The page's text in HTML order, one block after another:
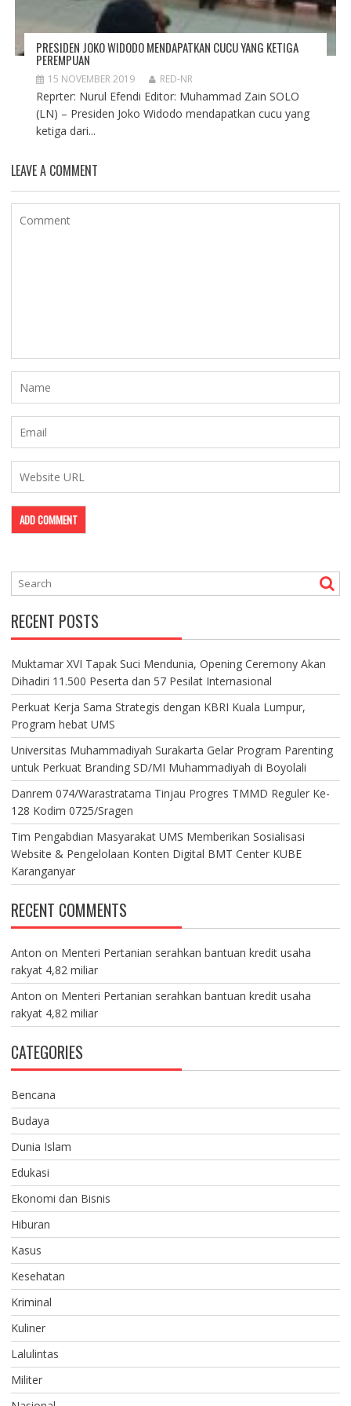
PRESIDEN JOKO WIDODO MENDAPATKAN CUCU YANG KETIGA
PEREMPUAN
15 NOVEMBER 2019 RED-NR
Reprter: Nurul Efendi Editor: Muhammad Zain SOLO
(LN) – Presiden Joko Widodo mendapatkan cucu yang
ketiga dari...
LEAVE A COMMENT
RECENT POSTS
Muktamar XVI Tapak Suci Mendunia, Opening Ceremony Akan
Dihadiri 11.500 Peserta dan 57 Pesilat Internasional
Perkuat Kerja Sama Strategis dengan KBRI Kuala Lumpur,
Program hebat UMS
Universitas Muhammadiyah Surakarta Gelar Program Parenting
untuk Perkuat Branding SD/MI Muhammadiyah di Boyolali
Danrem 074/Warastratama Tinjau Progres TMMD Reguler Ke-
128 Kodim 0725/Sragen
Tim Pengabdian Masyarakat UMS Memberikan Sosialisasi
Website & Pengelolaan Konten Digital BMT Center KUBE
Karanganyar
RECENT COMMENTS
Anton on Menteri Pertanian serahkan bantuan kredit usaha
rakyat 4,82 miliar
Anton on Menteri Pertanian serahkan bantuan kredit usaha
rakyat 4,82 miliar
CATEGORIES
Bencana
Budaya
Dunia Islam
Edukasi
Ekonomi dan Bisnis
Hiburan
Kasus
Kesehatan
Kriminal
Kuliner
Lalulintas
Militer